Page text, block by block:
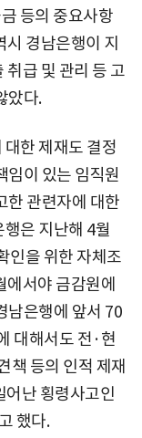
등의 중요사항
경남은행이 지
급 및 관리 등 고
았다.
한 제재도 결정
임이 있는 임직원
한 관련자에 대한
은 지난해 4월
인을 위한 자체조
서야 금감원에
남은행에 앞서 70
대해서도 전·현
책 등의 인적 제재
어난 횡령사고인
했다.